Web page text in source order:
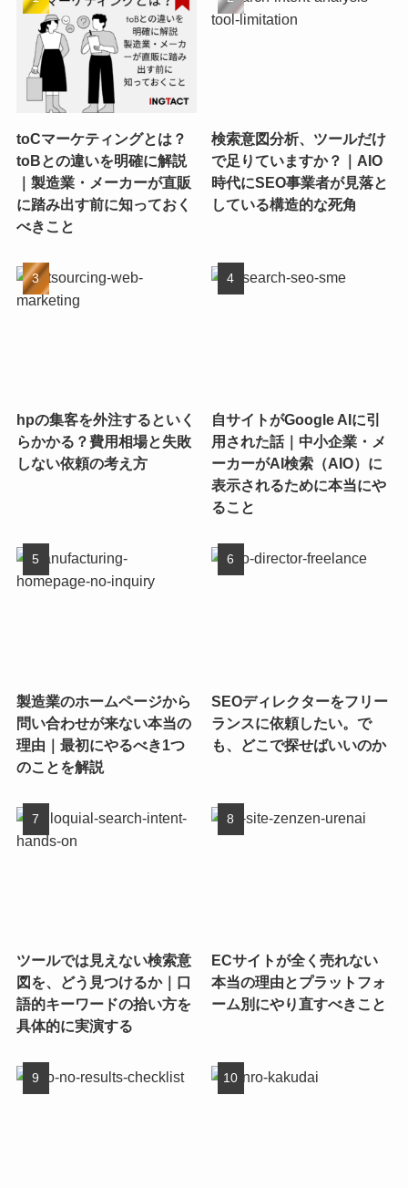
toCマーケティングとは？
toBとの違いを明確に解説
｜製造業・メーカーが直販
に踏み出す前に知っておく
べきこと
検索意図分析、ツールだけ
で足りていますか？｜AIO
時代にSEO事業者が見落と
している構造的な死角
hpの集客を外注するといく
らかかる？費用相場と失敗
しない依頼の考え方
自サイトがGoogle AIに引
用された話｜中小企業・メ
ーカーがAI検索（AIO）に
表示されるために本当にや
ること
製造業のホームページから
問い合わせが来ない本当の
理由｜最初にやるべき1つ
のことを解説
SEOディレクターをフリー
ランスに依頼したい。で
も、どこで探せばいいのか
ツールでは見えない検索意
図を、どう見つけるか｜口
語的キーワードの拾い方を
具体的に実演する
ECサイトが全く売れない
本当の理由とプラットフォ
ーム別にやり直すべきこと